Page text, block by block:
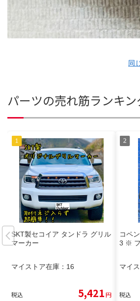
同
パーツの売れ筋ランキン
SKT製セコイア タンドラ グリル
マーカー
マイストア在庫： 16
税込 5,421円
コペ
3 ※
マイ
税込